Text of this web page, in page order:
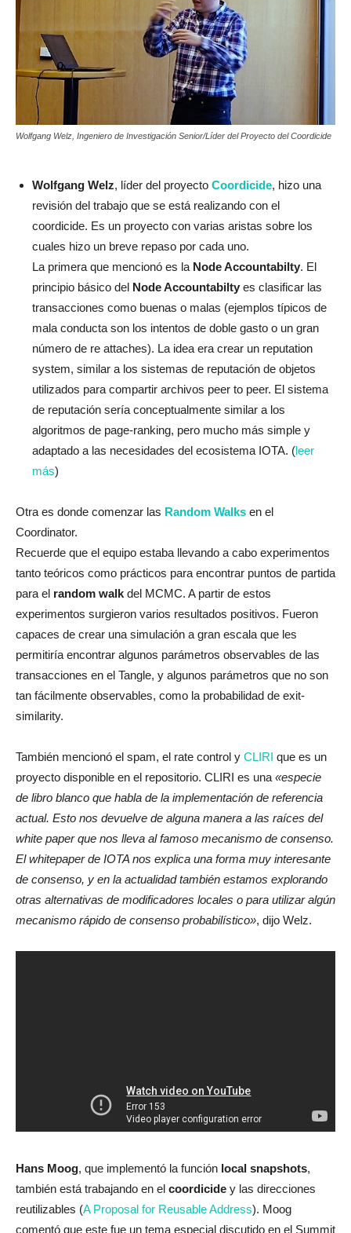
Wolfgang Welz, Ingeniero de Investigación Senior/Líder del Proyecto del Coordicide
Wolfgang Welz, líder del proyecto Coordicide, hizo una
revisión del trabajo que se está realizando con el
coordicide. Es un proyecto con varias aristas sobre los
cuales hizo un breve repaso por cada uno.
La primera que mencionó es la Node Accountabilty. El
principio básico del Node Accountabilty es clasificar las
transacciones como buenas o malas (ejemplos típicos de
mala conducta son los intentos de doble gasto o un gran
número de re attaches). La idea era crear un reputation
system, similar a los sistemas de reputación de objetos
utilizados para compartir archivos peer to peer. El sistema
de reputación sería conceptualmente similar a los
algoritmos de page-ranking, pero mucho más simple y
adaptado a las necesidades del ecosistema IOTA. (leer
más)
Otra es donde comenzar las Random Walks en el
Coordinator.
Recuerde que el equipo estaba llevando a cabo experimentos
tanto teóricos como prácticos para encontrar puntos de partida
para el random walk del MCMC. A partir de estos
experimentos surgieron varios resultados positivos. Fueron
capaces de crear una simulación a gran escala que les
permitiría encontrar algunos parámetros observables de las
transacciones en el Tangle, y algunos parámetros que no son
tan fácilmente observables, como la probabilidad de exit-
similarity.
También mencionó el spam, el rate control y CLIRI que es un
proyecto disponible en el repositorio. CLIRI es una «especie
de libro blanco que habla de la implementación de referencia
actual. Esto nos devuelve de alguna manera a las raíces del
white paper que nos lleva al famoso mecanismo de consenso.
El whitepaper de IOTA nos explica una forma muy interesante
de consenso, y en la actualidad también estamos explorando
otras alternativas de modificadores locales o para utilizar algún
mecanismo rápido de consenso probabilístico», dijo Welz.
Hans Moog, que implementó la función local snapshots,
también está trabajando en el coordicide y las direcciones
reutilizables (A Proposal for Reusable Address). Moog
comentó que este fue un tema especial discutido en el Summit